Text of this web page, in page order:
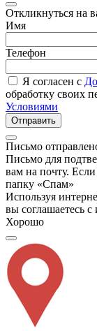
Откликнуться на
Имя
Телефон
Я согласен с
обработку своих
Условиями
Отправить
Письмо
Письмо для
вам на почту.
папку «Спам»
Используя
вы соглашаетесь
Хорошо